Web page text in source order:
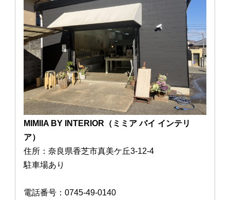
MIMIIA BY INTERIOR（ミミア バイ インテリ
ア）
住所：奈良県香芝市真美ケ丘3-12-4
駐車場あり
電話番号：0745-49-0140